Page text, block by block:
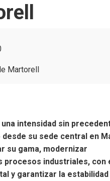
intensidad sin
su sede central en
su gama, modernizar
procesos industriales, con
y garantizar la estabilidad